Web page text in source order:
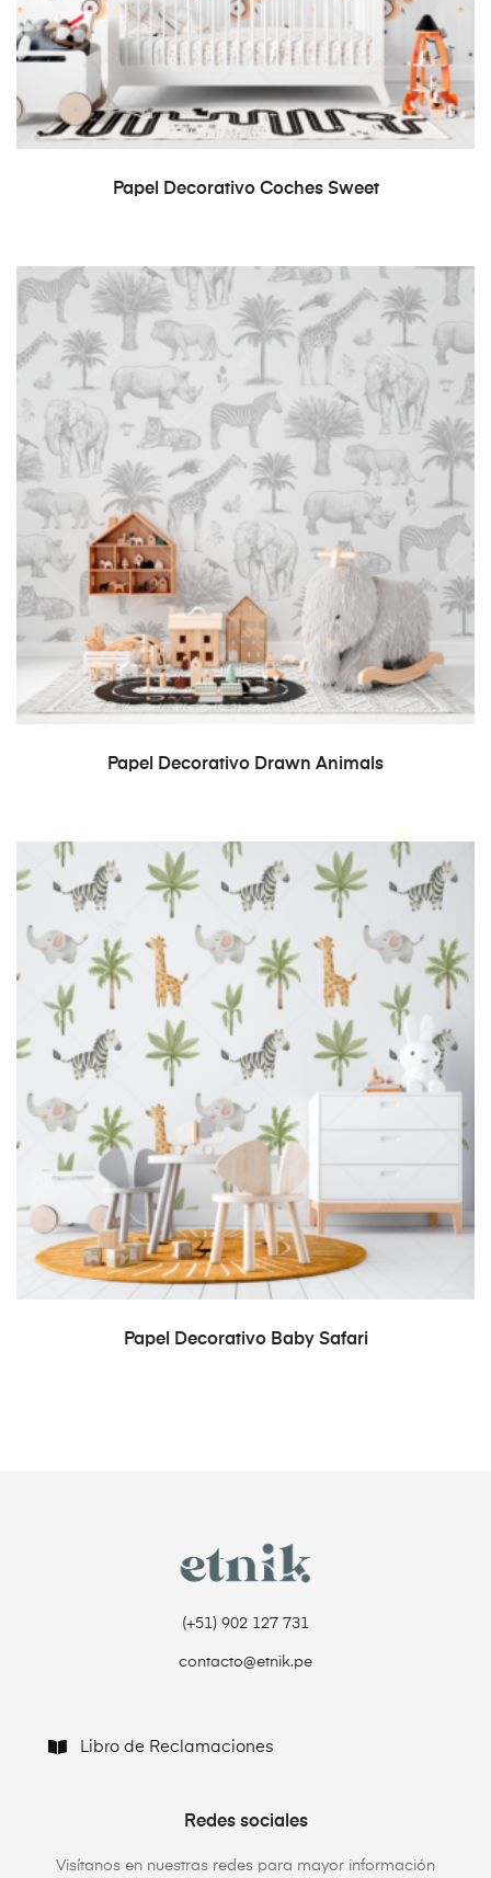
READ MORE
Papel Decorativo Coches Sweet
READ MORE
Papel Decorativo Drawn Animals
READ MORE
Papel Decorativo Baby Safari
(+51) 902 127 731‬
contacto@etnik.pe
Libro de Reclamaciones
Redes sociales
Visítanos en nuestras redes para mayor información